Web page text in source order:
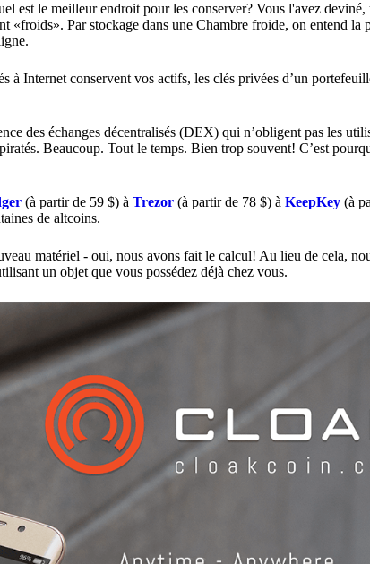
est le meilleur endroit pour les conserver? Vous l'avez
«froids». Par stockage dans une Chambre froide, on entend la
à Internet conservent vos actifs, les clés privées d’un
des échanges décentralisés (DEX) qui n’obligent pas les
Beaucoup. Tout le temps. Bien trop souvent! C’est
(à partir de 59 $) à Trezor (à partir de 78 $) à KeepKey (à
de altcoins.
matériel - oui, nous avons fait le calcul! Au lieu de cela,
un objet que vous possédez déjà chez vous.